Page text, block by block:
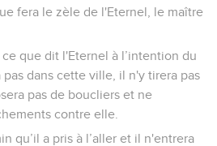
fera le zèle de l'Eternel, le maître
que dit l'Eternel à l’intention du
dans cette ville, il n'y tirera pas
pas de boucliers et ne
contre elle.
qu’il a pris à l’aller et il n'entrera